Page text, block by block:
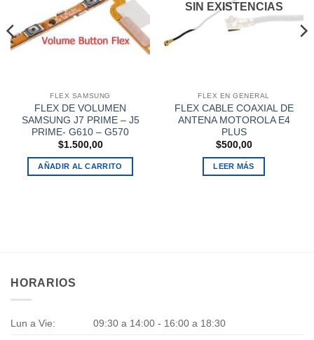
FLEX SAMSUNG
FLEX DE VOLUMEN
SAMSUNG J7 PRIME – J5
PRIME- G610 – G570
$1.500,00
AÑADIR AL CARRITO
SIN EXISTENCIAS
FLEX EN GENERAL
FLEX CABLE COAXIAL DE
ANTENA MOTOROLA E4
PLUS
$500,00
LEER MÁS
HORARIOS
Lun a Vie: 09:30 a 14:00 - 16:00 a 18:30